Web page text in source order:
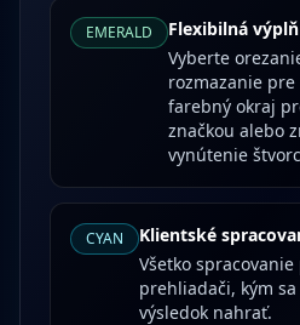
EMERALD
Flexibilná výplň
Vyberte
rozmazanie
farebný okraj
značkou alebo
vynútenie
CYAN
Klientské
Všetko
prehliadači, kým
výsledok nahrať.